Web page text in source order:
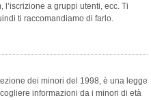
a gruppi utenti, ecc. Ti
ti raccomandiamo di farlo.
dei minori del 1998, è una legge
informazioni da i minori di età